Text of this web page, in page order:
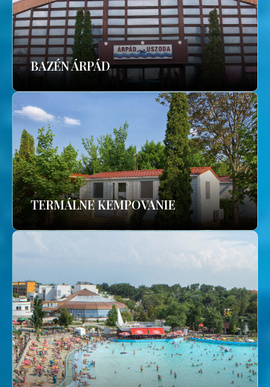
BAZÉN ÁRPÁD
TERMÁLNE KEMPOVANIE